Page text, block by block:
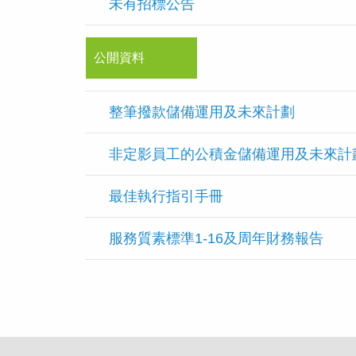
未有招標公告
公開資料
整筆撥款儲備運用及未來計劃
非定影員工的公積金儲備運用及未來計
最佳執行指引手冊
服務質素標準1-16及周年財務報告